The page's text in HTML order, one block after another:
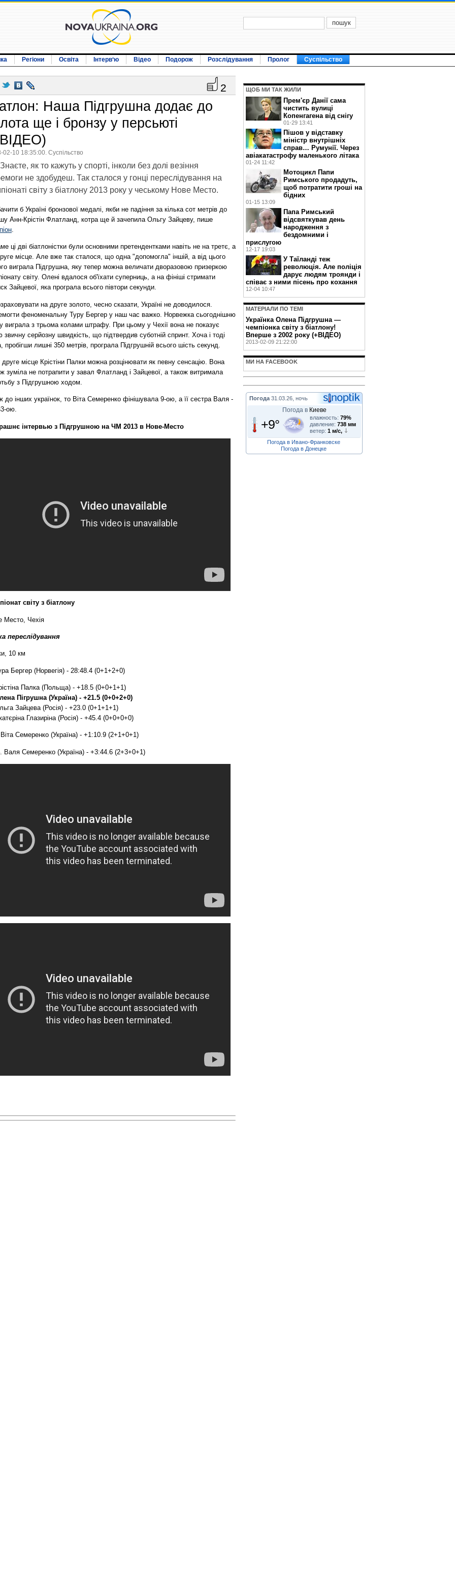
Регіони Освіта Інтерв‘ю Відео Подорож Розслідування Пролог Суспільство
2
Наша Підгрушна додає до
ще і бронзу у персьюті
02-10 18:35:00. Суспільство
Знаєте, як то кажуть у спорті, інколи без долі везіння
не здобудеш. Так сталося у гонці переслідування на
світу з біатлону 2013 року у чеському Нове Место.
б Україні бронзової медалі, якби не падіння за кілька сот метрів до
Анн-Крістін Флатланд, котра ще й зачепила Ольгу Зайцеву, пише
.
ці дві біатлоністки були основними претендентками навіть не на третє, а
місце. Але вже так сталося, що одна "допомогла" іншій, а від цього
виграла Підгрушна, яку тепер можна величати дворазовою призеркою
світу. Олені вдалося об'їхати суперниць, а на фініші стримати
Зайцевої, яка програла всього півтори секунди.
на друге золото, чесно сказати, Україні не доводилося.
феноменальну Туру Бергер у наш час важко. Норвежка сьогоднішню
виграла з трьома колами штрафу. При цьому у Чехії вона не показує
звичну серйозну швидкість, що підтвердив суботній спринт. Хоча і тоді
пробігши лишні 350 метрів, програла Підгрушній всього шість секунд.
місце Крістіни Палки можна розцінювати як певну сенсацію. Вона
зуміла не потрапити у завал Флатланд і Зайцевої, а також витримала
з Підгрушною ходом.
до інших українок, то Віта Семеренко фінішувала 9-ою, а її сестра Валя -
ою.
інтервью з Підгрушною на ЧМ 2013 в Нове-Место
світу з біатлону
Место, Чехія
переслідування
10 км
Бергер (Норвегія) - 28:48.4 (0+1+2+0)
Палка (Польща) - +18.5 (0+0+1+1)
Пігрушна (Україна) - +21.5 (0+0+2+0)
Зайцева (Росія) - +23.0 (0+1+1+1)
Глазиріна (Росія) - +45.4 (0+0+0+0)
Семеренко (Україна) - +1:10.9 (2+1+0+1)
Валя Семеренко (Україна) - +3:44.6 (2+3+0+1)
ЩОБ МИ ТАК ЖИЛИ
Прем'єр Данії сама
чистить вулиці
Копенгагена від снігу
01-29 13:41
Пішов у відставку
міністр внутрішніх
справ… Румунії. Через
авіакатастрофу маленького літака
01-24 11:42
Мотоцикл Папи
Римського продадуть,
щоб потратити гроші на
бідних
01-15 13:09
Папа Римський
відсвяткував день
народження з
бездомними і
прислугою
12-17 19:03
У Таїланді теж
революція. Але поліція
дарує людям троянди і
співає з ними пісень про кохання
12-04 10:47
МАТЕРIАЛИ ПО ТЕМI
Українка Олена Підгрушна —
чемпіонка світу з біатлону!
Вперше з 2002 року (+ВІДЕО)
2013-02-09 21:22:00
МИ НА FACEBOOK
Погода 31.03.26, ночь
Погода в Киеве
+9° влажность: 79%
давление: 738 мм
ветер: 1 м/с,
Погода в Ивано-Франковске
Погода в Донецке